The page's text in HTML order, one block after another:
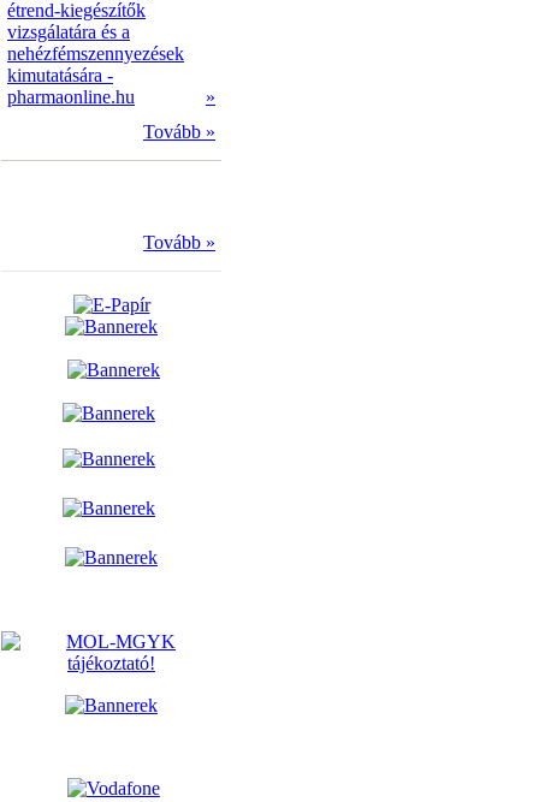
étrend-kiegészítők
vizsgálatára és a
nehézfémszennyezések
kimutatására -
pharmaonline.hu
»
Tovább »
Tovább »